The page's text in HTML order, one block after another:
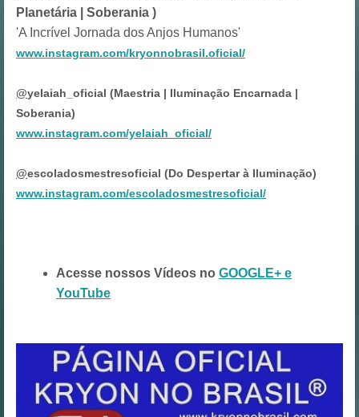
Planetária | Soberania )
'A Incrível Jornada dos Anjos Humanos'
www.instagram.com/kryonnobrasil.oficial/
@yelaiah_oficial (Maestria | Iluminação Encarnada |
Soberania)
www.instagram.com/yelaiah_oficial/
@escoladosmestresoficial (Do Despertar à Iluminação)
www.instagram.com/escoladosmestresoficial/
Acesse nossos Vídeos no GOOGLE+ e
YouTube